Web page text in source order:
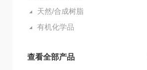
天然/合成树脂
有机化学品
查看全部产品